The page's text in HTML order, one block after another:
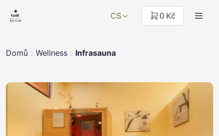
CS 0 Kč
Domů Wellness Infrasauna